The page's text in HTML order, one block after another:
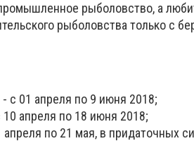
рыболовство, а
рыболовства только с
с 01 апреля по 9 июня 2018;
апреля по 18 июня 2018;
по 21 мая, в придаточных